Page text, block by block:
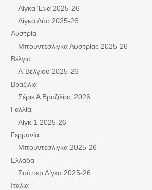
Λίγκα Ένα 2025-26
Λίγκα Δύο 2025-26
Αυστρία
Μπουντεσλίγκα Αυστρίας 2025-26
Βέλγιο
Α’ Βελγίου 2025-26
Βραζιλία
Σέριε Α Βραζιλίας 2026
Γαλλία
Λίγκ 1 2025-26
Γερμανία
Μπουντεσλίγκα 2025-26
Ελλάδα
Σούπερ Λίγκα 2025-26
Ιταλία